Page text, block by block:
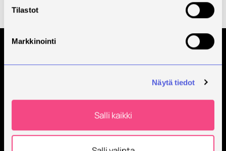
Tilastot
Markkinointi
Näytä tiedot
Salli kaikki
Rahoittaja
EU-Regio-